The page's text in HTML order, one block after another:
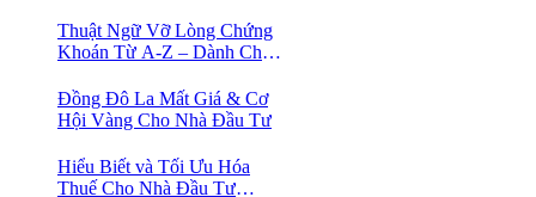
Thuật Ngữ Vỡ Lòng Chứng
Khoán Từ A-Z – Dành Cho
Đồng Đô La Mất Giá & Cơ
Hội Vàng Cho Nhà Đầu Tư
Hiểu Biết và Tối Ưu Hóa
Thuế Cho Nhà Đầu Tư